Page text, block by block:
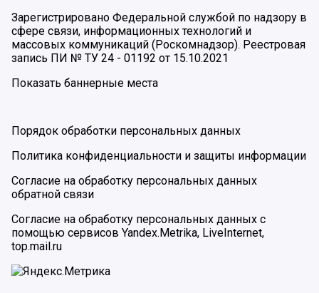
Зарегистрировано Федеральной службой по надзору в
сфере связи, информационных технологий и
массовых коммуникаций (Роскомнадзор). Реестровая
запись ПИ № ТУ 24 - 01192 от 15.10.2021
Показать баннерные места
Порядок обработки персональных данных
Политика конфиденциальности и защиты информации
Согласие на обработку персональных данных
обратной связи
Согласие на обработку персональных данных с
помощью сервисов Yandex.Metrika, LiveInternet,
top.mail.ru